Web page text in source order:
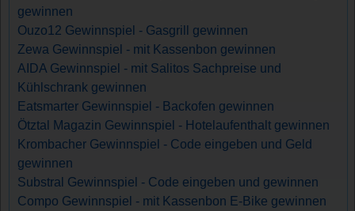
gewinnen
Ouzo12 Gewinnspiel - Gasgrill gewinnen
Zewa Gewinnspiel - mit Kassenbon gewinnen
AIDA Gewinnspiel - mit Salitos Sachpreise und
Kühlschrank gewinnen
Eatsmarter Gewinnspiel - Backofen gewinnen
Ötztal Magazin Gewinnspiel - Hotelaufenthalt gewinnen
Krombacher Gewinnspiel - Code eingeben und Geld
gewinnen
Substral Gewinnspiel - Code eingeben und gewinnen
Compo Gewinnspiel - mit Kassenbon E-Bike gewinnen